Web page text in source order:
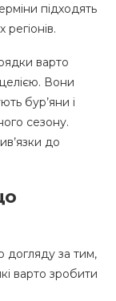
підходять
варто
Вони
бур’яни і
сезону.
до
догляду за тим,
варто зробити